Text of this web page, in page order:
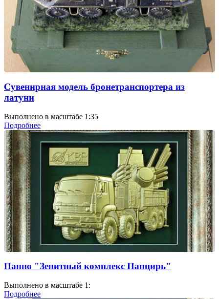
Сувенирная модель бронетранспортера из
латуни
Выполнено в масштабе 1:35
Подробнее
Панно "Зенитный комплекс Панцирь"
Выполнено в масштабе 1:
Подробнее